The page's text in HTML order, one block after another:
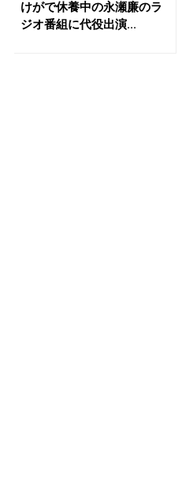
けがで休養中の永瀬廉のラ
ジオ番組に代役出演...